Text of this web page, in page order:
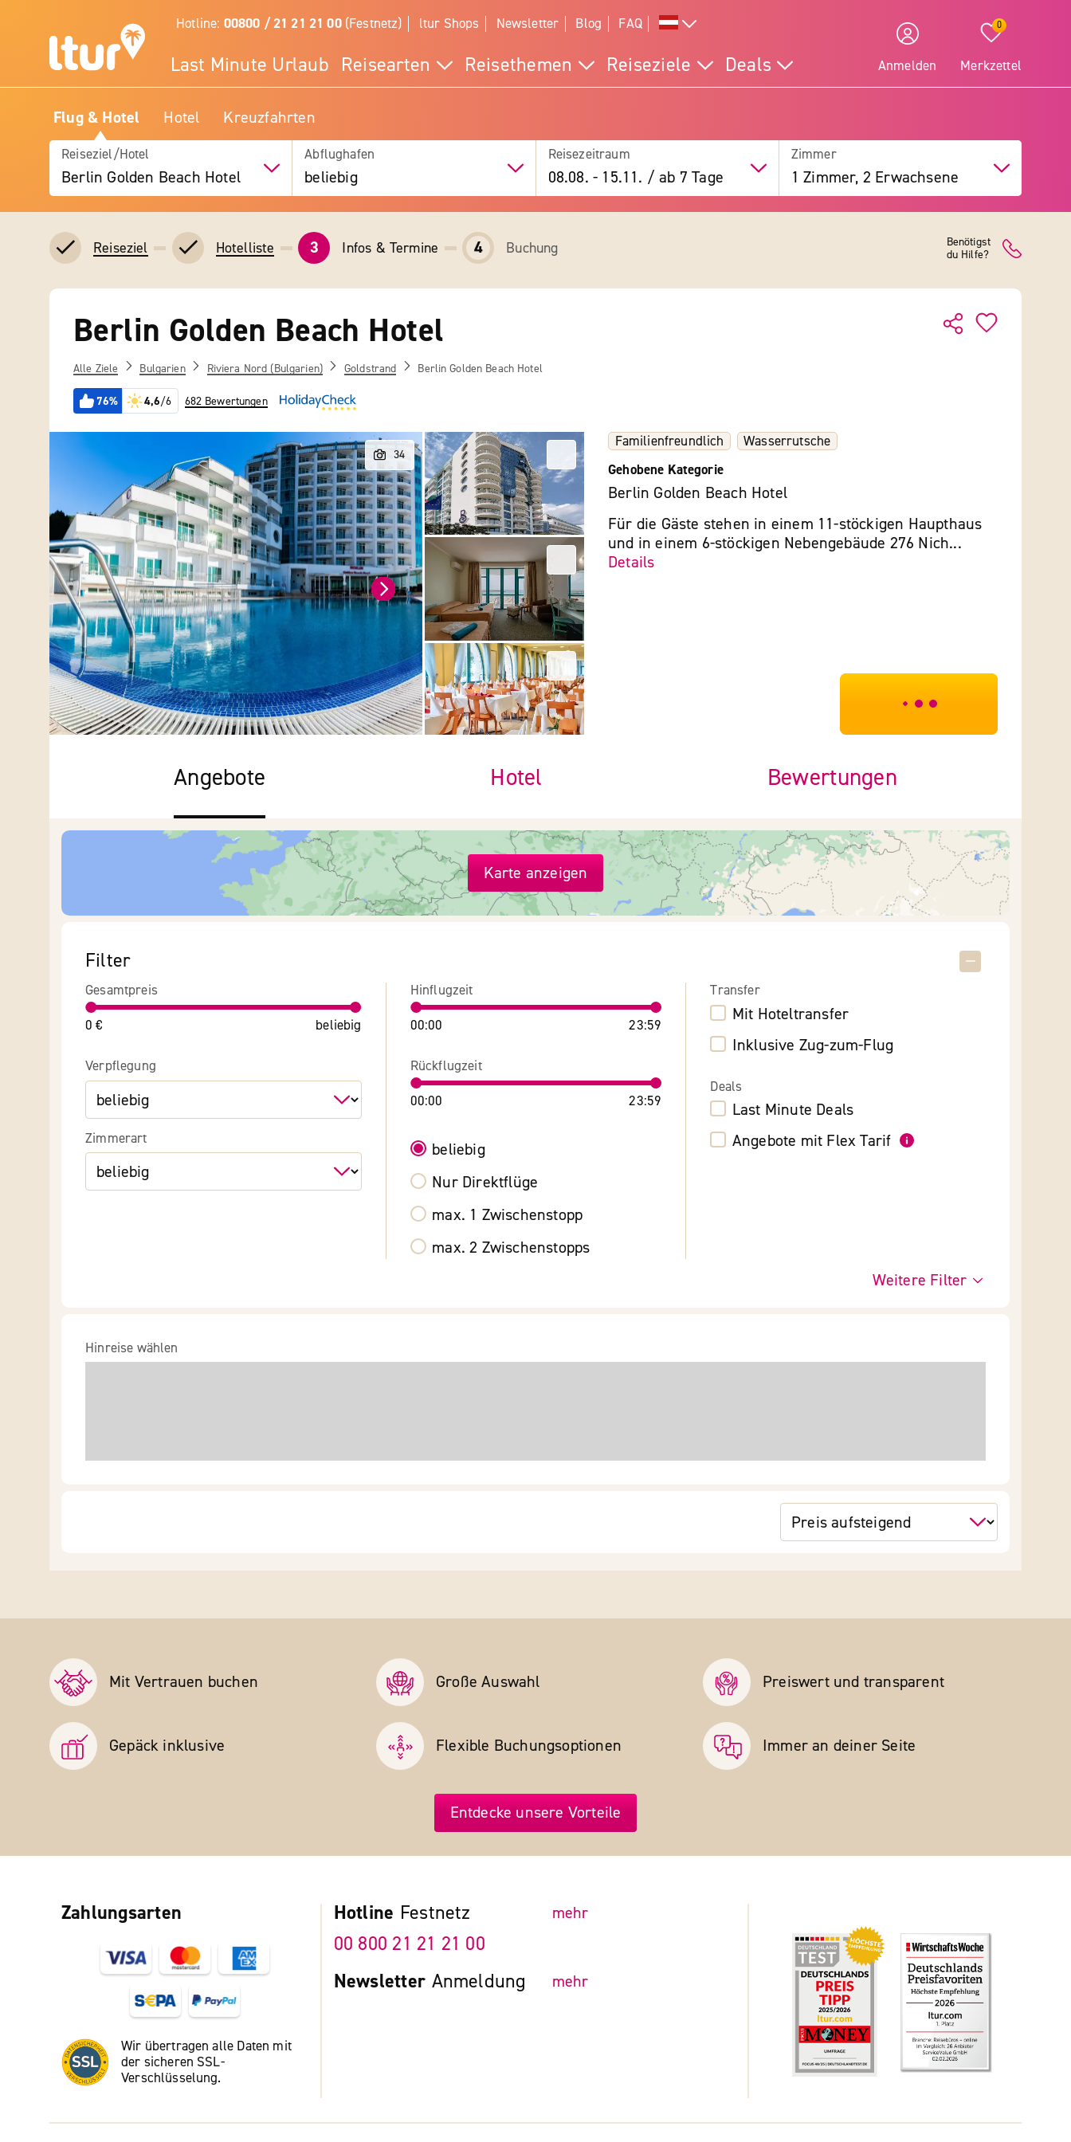
Hotline: 00800 / 21 21 21 00(Festnetz) ltur Shops Newsletter Blog FAQ
Last Minute Urlaub Reisearten Reisethemen Reiseziele Deals Anmelden
0
Merkzettel
Flug & Hotel Hotel Kreuzfahrten
Reiseziel/Hotel
Berlin Golden Beach Hotel
Abflughafen
beliebig
Reisezeitraum
08.08. - 15.11. / ab 7 Tage
Zimmer
1 Zimmer, 2 Erwachsene
Reiseziel Hotelliste 3 Infos & Termine 4 Buchung
Benötigst
du Hilfe?
Berlin Golden Beach Hotel
Alle Ziele Bulgarien Riviera Nord (Bulgarien) Goldstrand Berlin Golden Beach Hotel
76% 4,6/6 682 Bewertungen
Familienfreundlich
Wasserrutsche
Gehobene Kategorie
Berlin Golden Beach Hotel
Für die Gäste stehen in einem 11-stöckigen Haupthaus
und in einem 6-stöckigen Nebengebäude 276 Nich...
Details
***************
Angebote Hotel Bewertungen
Karte anzeigen
Filter
Gesamtpreis
0 € beliebig
Verpflegung
Zimmerart
Hinflugzeit
00:00 23:59
Rückflugzeit
00:00 23:59
beliebig
Nur Direktflüge
max. 1 Zwischenstopp
max. 2 Zwischenstopps
Transfer
Mit Hoteltransfer
Inklusive Zug-zum-Flug
Deals
Last Minute Deals
Angebote mit Flex Tarif
Weitere Filter
Hinreise wählen
Mit Vertrauen buchen Große Auswahl Preiswert und transparent
Gepäck inklusive Flexible Buchungs­optionen Immer an deiner Seite
Entdecke unsere Vorteile
Zahlungsarten
Wir übertragen alle Daten mit
der sicheren SSL-
Verschlüsselung.
Hotline Festnetz mehr
00 800 21 21 21 00
Newsletter Anmeldung mehr